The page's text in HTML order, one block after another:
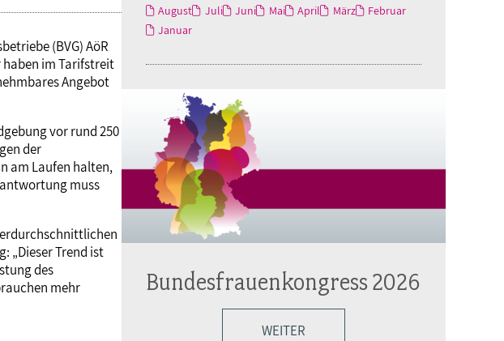
(BVG) AöR
haben im Tarifstreit
Angebot
vor rund 250
der
am Laufen halten,
muss
„Dieser Trend ist
des
mehr
August
Juli Juni Mai April März
Februar
Januar
Bundesfrauenkongress 2026
WEITER